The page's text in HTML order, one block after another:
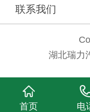
联系我们
湖北瑞力
首页 电